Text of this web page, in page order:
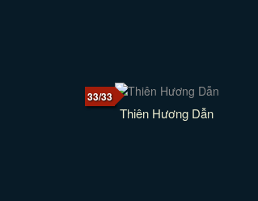
33/33
Thiên Hương Dẫn